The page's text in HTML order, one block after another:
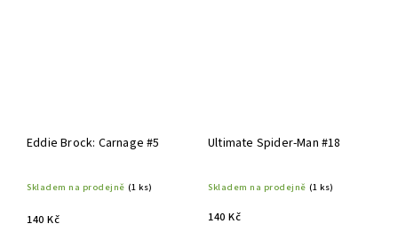
Eddie Brock: Carnage #5
Skladem na prodejně (1 ks)
140 Kč
Ultimate Spider-Man #18
Skladem na prodejně (1 ks)
140 Kč